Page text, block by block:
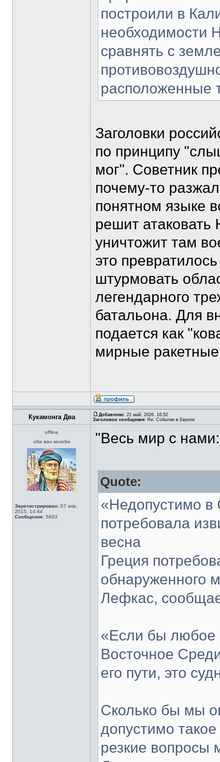
построили в
необходимости
сравнять с
расположенные
Заголовки
по принципу
мог". Советник
почему-то
понятном языке
решит
уничтожит там
это
штурмовать
легендарного
батальона. Для
подается как
мирные
Кукамонга Два Добавлено: 21 май, 2026, 16:52
Заголовок сообщения: Re: События в Европе
offline
оби ван кеноби
Зарегистрирован: 07 апр,
2015, 14:44
Сообщения: 5893
"Весь мир с
Quote:
«Недопустимо
потребовала
весна
Греция
обнаруженного
Лефкас,
«Если бы любое
Восточное
его пути, это
Сколько бы мы
допустимо
резкие вопросы